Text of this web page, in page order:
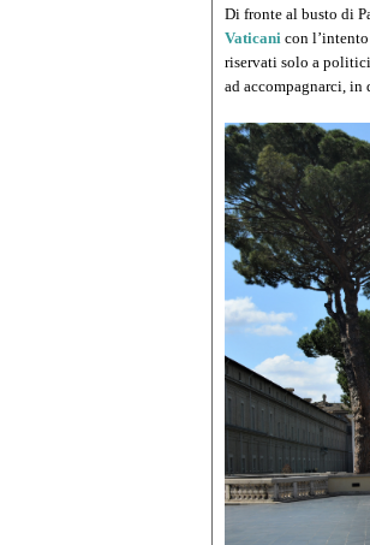
Di fronte al busto di
Vaticani con
riservati solo a
ad accompagnarci, in